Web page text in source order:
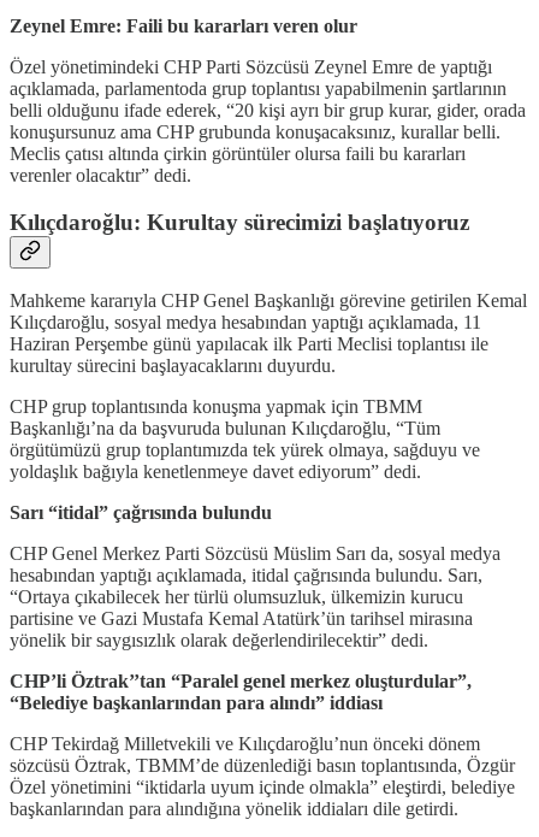
Zeynel Emre: Faili bu kararları veren olur
Özel yönetimindeki CHP Parti Sözcüsü Zeynel Emre de yaptığı
açıklamada, parlamentoda grup toplantısı yapabilmenin şartlarının
belli olduğunu ifade ederek, “20 kişi ayrı bir grup kurar, gider, orada
konuşursunuz ama CHP grubunda konuşacaksınız, kurallar belli.
Meclis çatısı altında çirkin görüntüler olursa faili bu kararları
verenler olacaktır” dedi.
Kılıçdaroğlu: Kurultay sürecimizi başlatıyoruz
Mahkeme kararıyla CHP Genel Başkanlığı görevine getirilen Kemal
Kılıçdaroğlu, sosyal medya hesabından yaptığı açıklamada, 11
Haziran Perşembe günü yapılacak ilk Parti Meclisi toplantısı ile
kurultay sürecini başlayacaklarını duyurdu.
CHP grup toplantısında konuşma yapmak için TBMM
Başkanlığı’na da başvuruda bulunan Kılıçdaroğlu, “Tüm
örgütümüzü grup toplantımızda tek yürek olmaya, sağduyu ve
yoldaşlık bağıyla kenetlenmeye davet ediyorum” dedi.
Sarı “itidal” çağrısında bulundu
CHP Genel Merkez Parti Sözcüsü Müslim Sarı da, sosyal medya
hesabından yaptığı açıklamada, itidal çağrısında bulundu. Sarı,
“Ortaya çıkabilecek her türlü olumsuzluk, ülkemizin kurucu
partisine ve Gazi Mustafa Kemal Atatürk’ün tarihsel mirasına
yönelik bir saygısızlık olarak değerlendirilecektir” dedi.
CHP’li Öztrak’’tan “Paralel genel merkez oluşturdular”,
“Belediye başkanlarından para alındı” iddiası
CHP Tekirdağ Milletvekili ve Kılıçdaroğlu’nun önceki dönem
sözcüsü Öztrak, TBMM’de düzenlediği basın toplantısında, Özgür
Özel yönetimini “iktidarla uyum içinde olmakla” eleştirdi, belediye
başkanlarından para alındığına yönelik iddiaları dile getirdi.